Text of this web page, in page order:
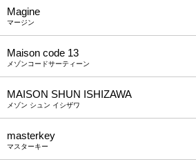
Magine
マージン
Maison code 13
メゾンコードサーティーン
MAISON SHUN ISHIZAWA
メゾン シュン イシザワ
masterkey
マスターキー